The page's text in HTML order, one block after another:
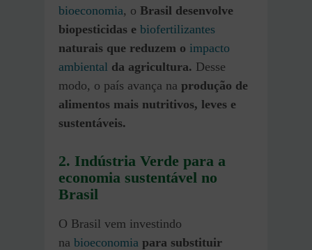
bioeconomia, o Brasil desenvolve
biopesticidas e biofertilizantes
naturais que reduzem o impacto
ambiental da agricultura. Desse
modo, o país avança na produção de
alimentos mais nutritivos, leves e
sustentáveis.
2. Indústria Verde para a
economia sustentável no
Brasil
O Brasil vem investindo
na bioeconomia para substituir